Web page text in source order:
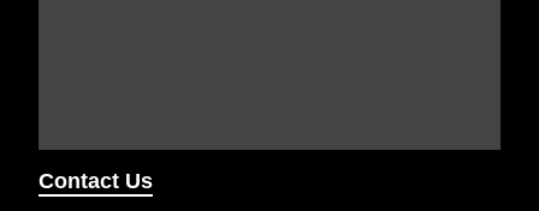
Contact Us